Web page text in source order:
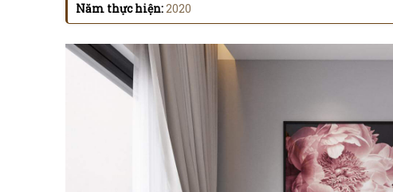
Năm thực hiện:2020